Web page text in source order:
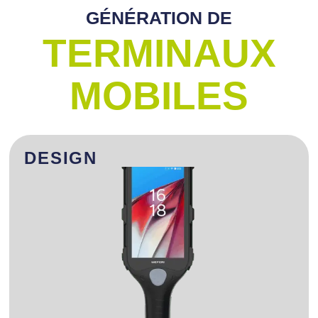
GÉNÉRATION DE
TERMINAUX
MOBILES
DESIGN